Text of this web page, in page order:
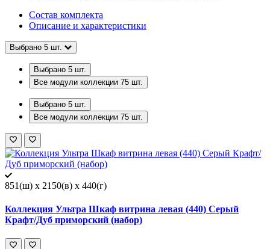
Состав комплекта
Описание и характеристики
Выбрано 5 шт.
Выбрано 5 шт.
Все модули коллекции 75 шт.
Выбрано 5 шт.
Все модули коллекции 75 шт.
851(ш) x 2150(в) x 440(г)
Коллекция Ультра Шкаф витрина левая (440) Серый
Крафт/Дуб приморский (набор)